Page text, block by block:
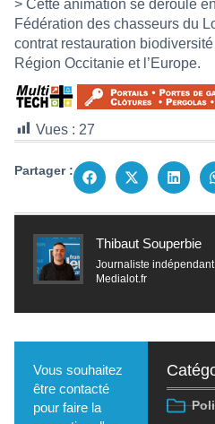
> Cette animation se déroule
Fédération des chasseurs du
contrat restauration
Région Occitanie et l’Europe.
Vues : 27
Partager :
Thibaut Souperbie
Journaliste
Medialot.fr
Vous souhaitez
être contacté
pour faire la